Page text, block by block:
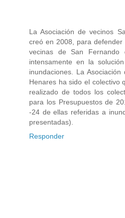
La Asociación de vecinos
creó en 2008, para
vecinas de San Fernando
intensamente en la
inundaciones. La
Henares ha sido el colectivo
realizado de todos los
para los Presupuestos de
-24 de ellas referidas a
presentadas).
Responder